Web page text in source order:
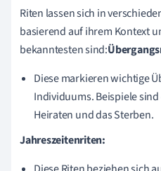
Riten lassen sich in
basierend auf ihrem Kontext
bekanntesten sind:
Diese markieren wichtige
Individuums. Beispiele
Heiraten und das Sterben.
Jahreszeitenriten: